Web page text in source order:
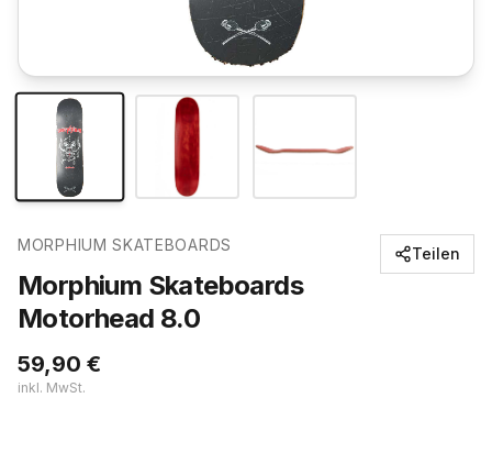
MORPHIUM SKATEBOARDS
Morphium Skateboards
Motorhead 8.0
59,90 €
inkl. MwSt.
Teilen